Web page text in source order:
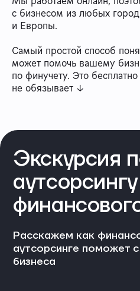
с бизнесом из любых
и Европы.
Самый простой способ
может помочь вашему
по финучету. Это
не обязывает ↓
Экскурсия
аутсорсингу
Расскажем как
аутсорсинге поможет
бизнеса